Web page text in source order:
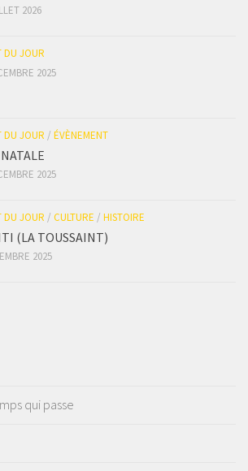
2026
DU JOUR
2025
DU JOUR / ÉVÈNEMENT
2025
DU JOUR / CULTURE / HISTOIRE
(LA TOUSSAINT)
2025
qui passe